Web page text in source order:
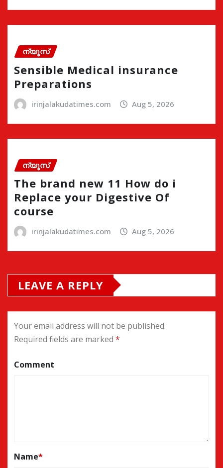
ന്യൂസ്
Sensible Medical insurance
Preparations
irinjalakudatimes.com Aug 5, 2026
ന്യൂസ്
The brand new 11 How do i
Replace your Digestive Of
course
irinjalakudatimes.com Aug 5, 2026
LEAVE A REPLY
Your email address will not be published.
Required fields are marked *
Comment
Name*